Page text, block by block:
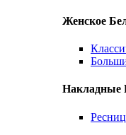
Женское
Накладные